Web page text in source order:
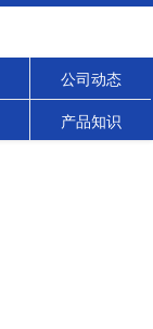
公司动态
产品知识